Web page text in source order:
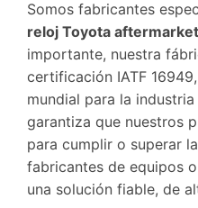
Somos fabricantes
reloj Toyota aftermarket
importante, nuestra
certificación IATF
mundial para la
garantiza que nuestros
para cumplir o superar
fabricantes de equipos
una solución fiable, de